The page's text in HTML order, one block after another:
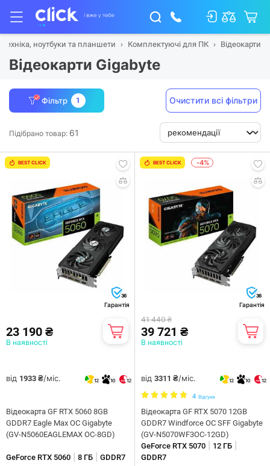
ноутбуки та планшети Комплектуючі для ПК Відеокарти
Відеокарти Gigabyte
Фільтр 1 Очистити всі фільтри
Підібрано товар: 61
BEST CLICK
36
Гарантія
23 190 ₴
В наявності
від 1933 ₴/міс. 12 10 12
Відеокарта GF RTX 5060 8GB
GDDR7 Eagle Max OC Gigabyte
(GV-N5060EAGLEMAX OC-8GD)
GeForce RTX 5060 8 ГБ GDDR7
BEST CLICK -4%
36
Гарантія
41 440 ₴
39 721 ₴
В наявності
від 3311 ₴/міс. 12 10 12
4 Відгуки
Відеокарта GF RTX 5070 12GB
GDDR7 Windforce OC SFF Gigabyte
(GV-N5070WF3OC-12GD)
GeForce RTX 5070
12 ГБ
GDDR7